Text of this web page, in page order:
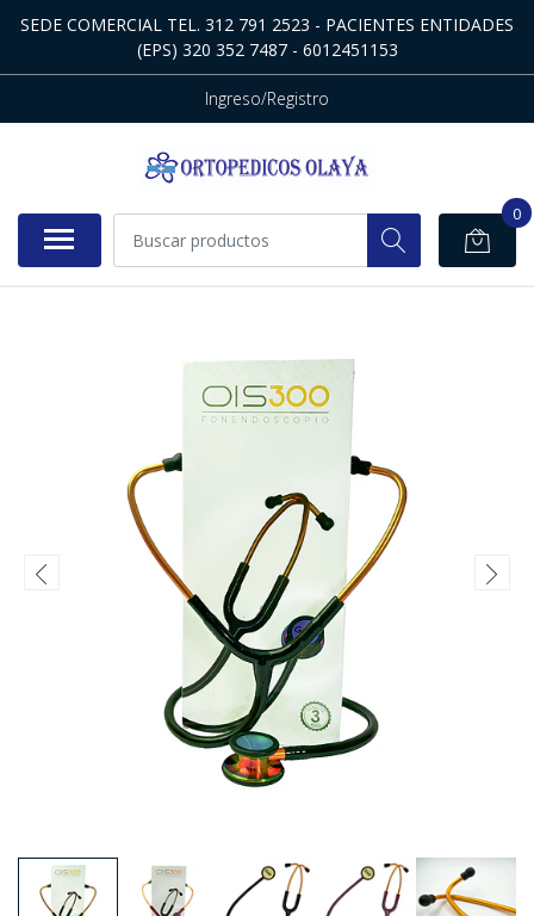
SEDE COMERCIAL TEL. 312 791 2523 - PACIENTES ENTIDADES
(EPS) 320 352 7487 - 6012451153
Ingreso/Registro
0
NO DISPONIBLE